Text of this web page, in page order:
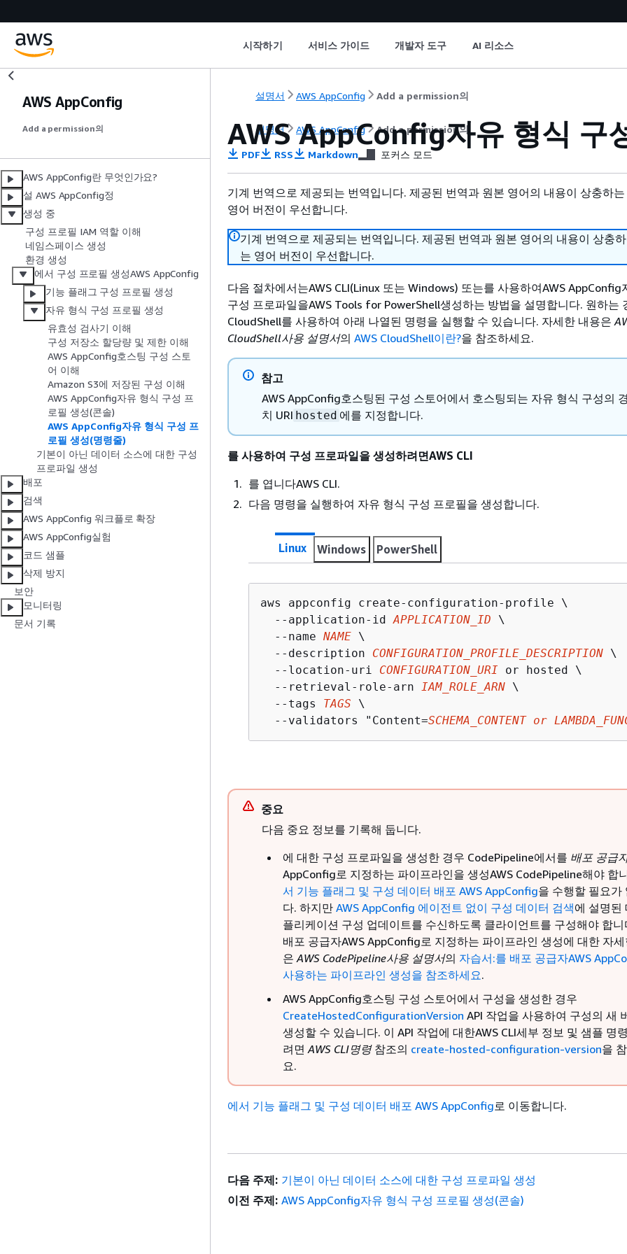
시작하기 서비스 가이드 개발자 도구 AI 리소스
AWS AppConfig
Add a permission의
AWS AppConfig란 무엇인가요?
설 AWS AppConfig정
생성 중
구성 프로필 IAM 역할 이해
네임스페이스 생성
환경 생성
에서 구성 프로필 생성AWS AppConfig
기능 플래그 구성 프로필 생성
자유 형식 구성 프로필 생성
유효성 검사기 이해
구성 저장소 할당량 및 제한 이해
AWS AppConfig호스팅 구성 스토
어 이해
Amazon S3에 저장된 구성 이해
AWS AppConfig자유 형식 구성 프
로필 생성(콘솔)
AWS AppConfig자유 형식 구성 프
로필 생성(명령줄)
기본이 아닌 데이터 소스에 대한 구성
프로파일 생성
배포
검색
AWS AppConfig 워크플로 확장
AWS AppConfig실험
코드 샘플
삭제 방지
보안
모니터링
문서 기록
설명서 AWS AppConfig Add a permission의
설명서 AWS AppConfig Add a permission의
AWS AppConfig자유 형식 구
PDF RSS Markdown 포커스 모드
기계 번역으로 제공되는 번역입니다. 제공된 번역과 원본 영어의 내용이 상충하
영어 버전이 우선합니다.
기계 번역으로 제공되는 번역입니다. 제공된 번역과 원본 영어의 내용이 상충
는 영어 버전이 우선합니다.
다음 절차에서는AWS CLI(Linux 또는 Windows) 또는를 사용하여AWS AppConfig
구성 프로파일을AWS Tools for PowerShell생성하는 방법을 설명합니다. 원하는
CloudShell를 사용하여 아래 나열된 명령을 실행할 수 있습니다. 자세한 내용은
CloudShell사용 설명서의 AWS CloudShell이란?을 참조하세요.
참고
AWS AppConfig호스팅된 구성 스토어에서 호스팅되는 자유 형식 구성의
치 URI hosted 에를 지정합니다.
를 사용하여 구성 프로파일을 생성하려면AWS CLI
를 엽니다AWS CLI.
다음 명령을 실행하여 자유 형식 구성 프로필을 생성합니다.
Linux Windows PowerShell
aws appconfig create-configuration-profile \
  --application-id
APPLICATION_ID \
  --name
NAME \
  --description
CONFIGURATION_PROFILE_DESCRIPTION \
  --location-uri
CONFIGURATION_URI or hosted \
  --retrieval-role-arn
IAM_ROLE_ARN \
  --tags
TAGS \
  --validators "Content=
SCHEMA_CONTENT or
중요
다음 중요 정보를 기록해 둡니다.
에 대한 구성 프로파일을 생성한 경우 CodePipeline에서를 배포 공급
AppConfig로 지정하는 파이프라인을 생성AWS CodePipeline해야 합
서 기능 플래그 및 구성 데이터 배포 AWS AppConfig을 수행할 필요가
다. 하지만 AWS AppConfig 에이전트 없이 구성 데이터 검색에 설명된
플리케이션 구성 업데이트를 수신하도록 클라이언트를 구성해야 합니
배포 공급자AWS AppConfig로 지정하는 파이프라인 생성에 대한 자
은AWS CodePipeline사용 설명서의 자습서:를 배포 공급자AWS
사용하는 파이프라인 생성을 참조하세요.
AWS AppConfig호스팅 구성 스토어에서 구성을 생성한 경우
CreateHostedConfigurationVersion API 작업을 사용하여 구성의 새
생성할 수 있습니다. 이 API 작업에 대한AWS CLI세부 정보 및 샘플 명
려면AWS CLI명령참조의 create-hosted-configuration-version을
요.
에서 기능 플래그 및 구성 데이터 배포 AWS AppConfig로 이동합니다.
다음 주제: 기본이 아닌 데이터 소스에 대한 구성 프로파일 생성
이전 주제: AWS AppConfig자유 형식 구성 프로필 생성(콘솔)